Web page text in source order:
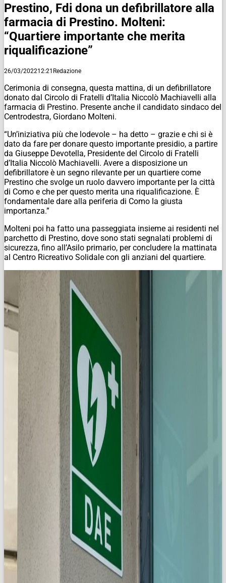
Prestino, Fdi dona un defibrillatore alla
farmacia di Prestino. Molteni:
“Quartiere importante che merita
riqualificazione”
26/03/202212:21 Redazione
Cerimonia di consegna, questa mattina, di un defibrillatore
donato dal Circolo di Fratelli d’Italia Niccolò Machiavelli alla
farmacia di Prestino. Presente anche il candidato sindaco del
Centrodestra, Giordano Molteni.
“Un’iniziativa più che lodevole – ha detto – grazie e chi si è
dato da fare per donare questo importante presidio, a partire
da Giuseppe Devotella, Presidente del Circolo di Fratelli
d’Italia Niccolò Machiavelli. Avere a disposizione un
defibrillatore è un segno rilevante per un quartiere come
Prestino che svolge un ruolo davvero importante per la città
di Como e che per questo merita una riqualificazione. È
fondamentale dare alla periferia di Como la giusta
importanza.”
Molteni poi ha fatto una passeggiata insieme ai residenti nel
parchetto di Prestino, dove sono stati segnalati problemi di
sicurezza, fino all’Asilo primario, per concludere la mattinata
al Centro Ricreativo Solidale con gli anziani del quartiere.